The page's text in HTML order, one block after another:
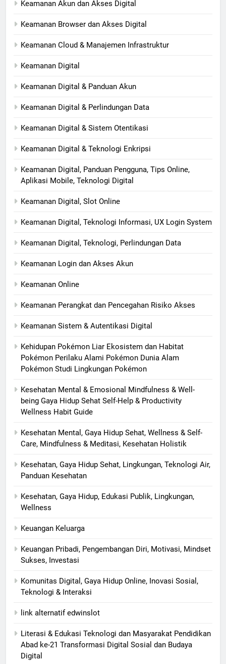
Keamanan Akun dan Akses Digital
Keamanan Browser dan Akses Digital
Keamanan Cloud & Manajemen Infrastruktur
Keamanan Digital
Keamanan Digital & Panduan Akun
Keamanan Digital & Perlindungan Data
Keamanan Digital & Sistem Otentikasi
Keamanan Digital & Teknologi Enkripsi
Keamanan Digital, Panduan Pengguna, Tips Online,
Aplikasi Mobile, Teknologi Digital
Keamanan Digital, Slot Online
Keamanan Digital, Teknologi Informasi, UX Login System
Keamanan Digital, Teknologi, Perlindungan Data
Keamanan Login dan Akses Akun
Keamanan Online
Keamanan Perangkat dan Pencegahan Risiko Akses
Keamanan Sistem & Autentikasi Digital
Kehidupan Pokémon Liar Ekosistem dan Habitat
Pokémon Perilaku Alami Pokémon Dunia Alam
Pokémon Studi Lingkungan Pokémon
Kesehatan Mental & Emosional Mindfulness & Well-
being Gaya Hidup Sehat Self-Help & Productivity
Wellness Habit Guide
Kesehatan Mental, Gaya Hidup Sehat, Wellness & Self-
Care, Mindfulness & Meditasi, Kesehatan Holistik
Kesehatan, Gaya Hidup Sehat, Lingkungan, Teknologi Air,
Panduan Kesehatan
Kesehatan, Gaya Hidup, Edukasi Publik, Lingkungan,
Wellness
Keuangan Keluarga
Keuangan Pribadi, Pengembangan Diri, Motivasi, Mindset
Sukses, Investasi
Komunitas Digital, Gaya Hidup Online, Inovasi Sosial,
Teknologi & Interaksi
link alternatif edwinslot
Literasi & Edukasi Teknologi dan Masyarakat Pendidikan
Abad ke-21 Transformasi Digital Sosial dan Budaya
Digital